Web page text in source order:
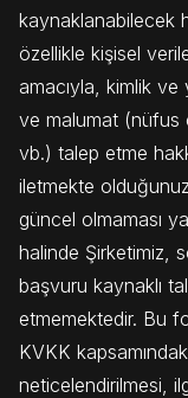
kaynaklanabilecek
özellikle kişisel
amacıyla, kimlik
ve malumat (nüfus
vb.) talep etme
iletmekte
güncel olmaması
halinde Şirketimiz,
başvuru kaynaklı
etmemektedir. Bu
KVKK
neticelendirilmesi,